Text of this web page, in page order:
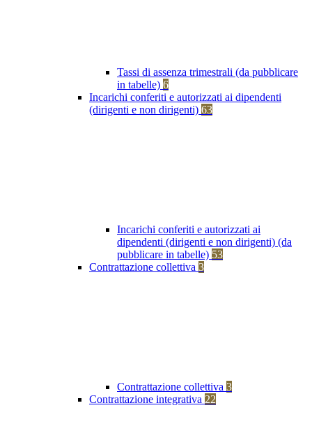
Tassi di assenza trimestrali (da pubblicare
in tabelle) 6
Incarichi conferiti e autorizzati ai dipendenti
(dirigenti e non dirigenti) 63
Incarichi conferiti e autorizzati ai
dipendenti (dirigenti e non dirigenti) (da
pubblicare in tabelle) 53
Contrattazione collettiva 3
Contrattazione collettiva 3
Contrattazione integrativa 22